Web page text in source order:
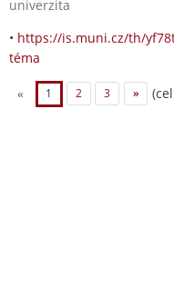
univerzita
• https://is.muni.cz/th/
téma
« 1 2 3 »